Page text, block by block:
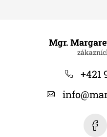
Mgr.
+421
info@